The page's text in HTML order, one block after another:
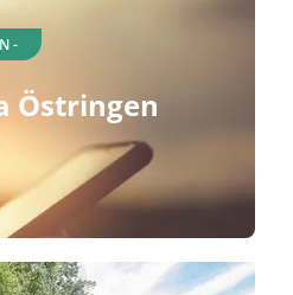
-
Östringen